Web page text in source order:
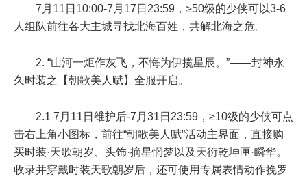
7月11日10:00-7月17日23:59 ， ≥50级的少侠可以3-6
人 组队前往各大主城寻找北海百姓，共解北海之危。
2. “山河一炬作灰飞，不悔为伊揽星辰。”——封神永
久时装之【朝歌美人赋】全服开启。
2.1 7月11日维护后-7月31日23:59 ， ≥10级的少侠可点
击右上角小图标，前往“朝歌美人赋”活动主界面，直接购
买时装·天歌朝岁、头饰·摘星惘梦以及天衍乾坤匣·瞬华。
收录并穿戴时装天歌朝岁后，还可使用专属表情动作挽罗